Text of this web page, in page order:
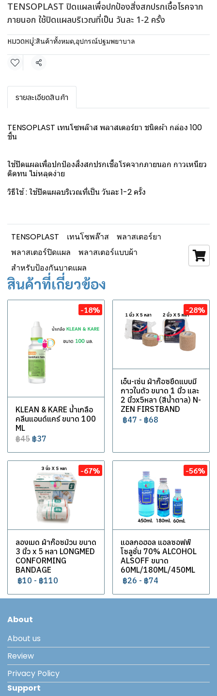
TENSOPLAST ปิดแผลเพื่อปกป้องสิ่งสกปรกเชื้อโรคจาก
ภายนอก ใช้ปิดแผลบริเวณที่เป็น วันละ 1-2 ครั้ง
หมวดหมู่:สินค้าทั้งหมด,อุปกรณ์ปฐมพยาบาล
แชร์
รายละเอียดสินค้า
TENSOPLAST เทนโซพล๊าส พลาสเตอร์ยา ชนิดผ้า กล่อง 100
ชิ้น
ใช้ปิดแผลเพื่อปกป้องสิ่งสกปรกเชื้อโรคจากภายนอก กาวเหนียว
ติดทน ไม่หลุดง่าย
วิธีใช้ : ใช้ปิดแผลบริเวณที่เป็น วันละ 1-2 ครั้ง
TENSOPLAST เทนโซพล๊าส
พลาสเตอร์ยา
พลาสเตอร์ปิดแผล
พลาสเตอร์แบบผ้า
สำหรับป้องกันบาดแผล
สินค้าที่เกี่ยวข้อง
-18%
KLEAN & KARE น้ำเกลือ
คลีนแอนด์แคร์ ขนาด 100
ML
฿45 ฿37
-28%
เอ็น-เซ่น ผ้าก๊อซยืดแบบมี
กาวในตัว ขนาด 1 นิ้ว และ
2 นิ้วx5หลา (สีน้ำตาล) N-
ZEN FIRSTBAND
฿47 - ฿68
-67%
ลองเมด ผ้าก๊อซม้วน ขนาด
3 นิ้ว x 5 หลา LONGMED
CONFORMING
BANDAGE
฿10 - ฿110
-56%
แอลกอฮอล แอลซอฟฟ์
โซลูชั่น 70% ALCOHOL
ALSOFF ขนาด
60ML/180ML/450ML
฿26 - ฿74
About
About us
Review
Privacy Policy
Support